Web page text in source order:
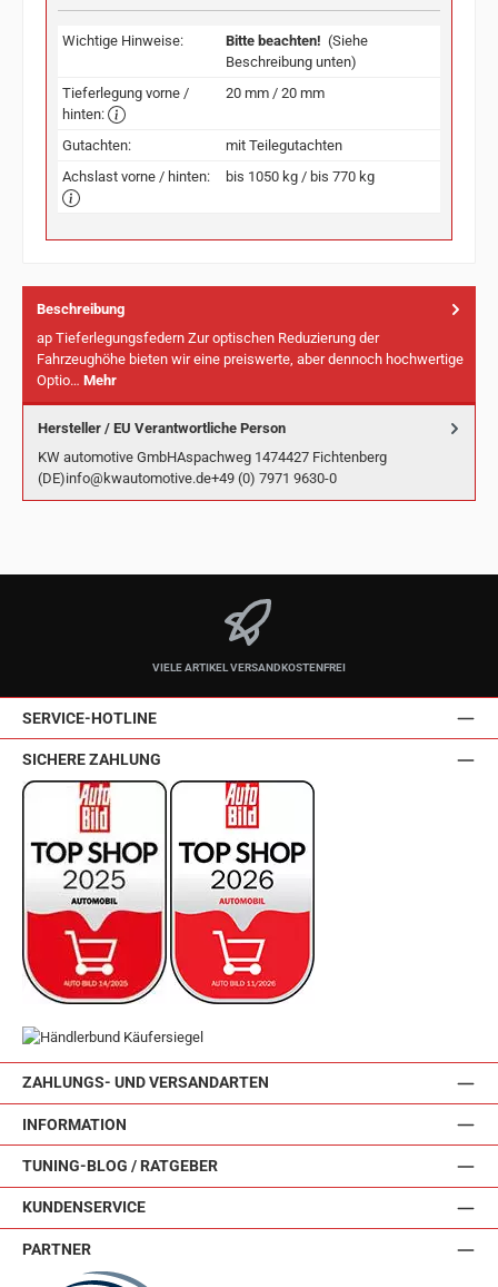
Wichtige Hinweise: Bitte beachten! (Siehe
Beschreibung unten)
Tieferlegung vorne /
hinten:
20 mm / 20 mm
Gutachten:
mit Teilegutachten
Achslast vorne / hinten:
bis 1050 kg / bis 770 kg
Beschreibung
ap Tieferlegungsfedern Zur optischen Reduzierung der
Fahrzeughöhe bieten wir eine preiswerte, aber dennoch hochwertige
Optio… Mehr
Hersteller / EU Verantwortliche Person
KW automotive GmbHAspachweg 1474427 Fichtenberg
(DE)info@kwautomotive.de+49 (0) 7971 9630-0
VIELE ARTIKEL VERSANDKOSTENFREI
SERVICE-HOTLINE
ZAHLUNGS- UND VERSANDARTEN
INFORMATION
TUNING-BLOG / RATGEBER
KUNDENSERVICE
SICHERE ZAHLUNG
PARTNER